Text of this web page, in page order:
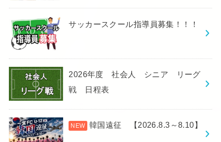
サッカースクール指導員募集！！！
2026年度 社会人 シニア リーグ
戦 日程表
韓国遠征 【2026.8.3～8.10】